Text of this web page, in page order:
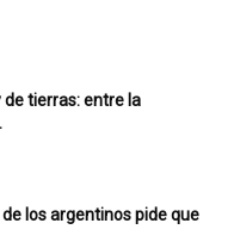
de tierras: entre la
de los argentinos pide que